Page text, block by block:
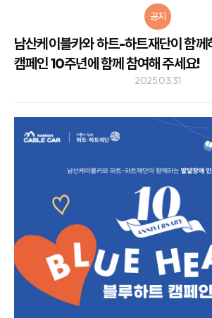
공지
남산케이블카와 하트-하트재단이 함께
캠페인 10주년에 함께 참여해 주세요!
2025.03.31